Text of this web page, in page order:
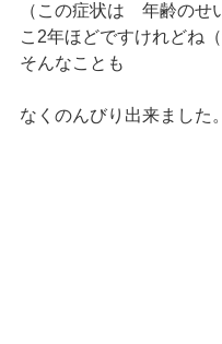
（この症状は　年齢のせ
こ2年ほどですけれどね
そんなことも
なくのんびり出来ました。